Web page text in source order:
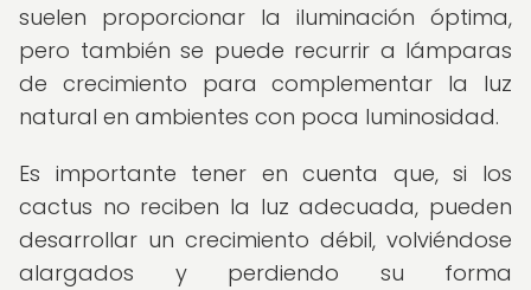
suelen proporcionar la iluminación óptima,
pero también se puede recurrir a lámparas
de crecimiento para complementar la luz
natural en ambientes con poca luminosidad.
Es importante tener en cuenta que, si los
cactus no reciben la luz adecuada, pueden
desarrollar un crecimiento débil, volviéndose
alargados y perdiendo su forma